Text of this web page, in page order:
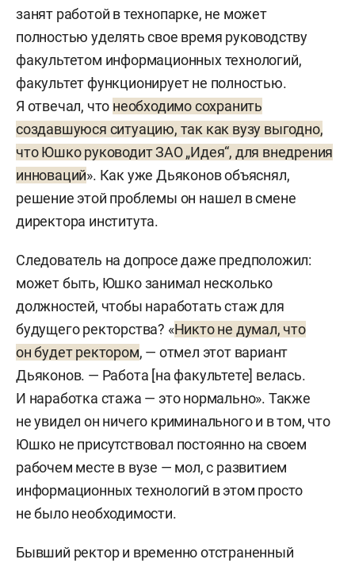
занят работой в технопарке, не может
полностью уделять свое время руководству
факультетом информационных технологий,
факультет функционирует не полностью.
Я отвечал, что необходимо сохранить
создавшуюся ситуацию, так как вузу выгодно,
что Юшко руководит ЗАО „Идея“, для внедрения
инноваций». Как уже Дьяконов объяснял,
решение этой проблемы он нашел в смене
директора института.
Следователь на допросе даже предположил:
может быть, Юшко занимал несколько
должностей, чтобы наработать стаж для
будущего ректорства? «Никто не думал, что
он будет ректором, — отмел этот вариант
Дьяконов. — Работа [на факультете] велась.
И наработка стажа — это нормально». Также
не увидел он ничего криминального и в том, что
Юшко не присутствовал постоянно на своем
рабочем месте в вузе — мол, с развитием
информационных технологий в этом просто
не было необходимости.
Бывший ректор и временно отстраненный